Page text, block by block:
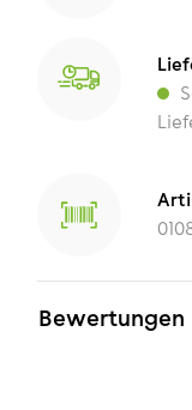
Bewertungen